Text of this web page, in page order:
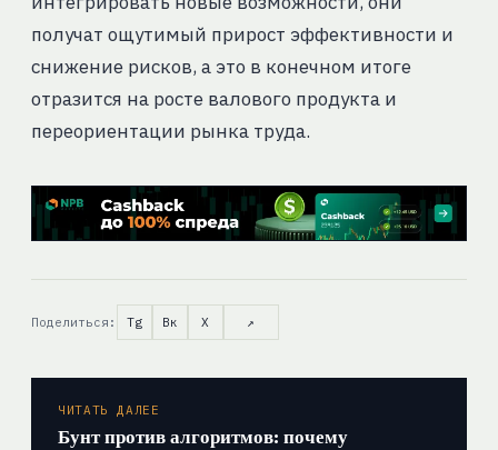
получат ощутимый прирост эффективности и
снижение рисков, а это в конечном итоге
отразится на росте валового продукта и
переориентации рынка труда.
Поделиться: Tg Вк X ↗
ЧИТАТЬ ДАЛЕЕ
Бунт против алгоритмов: почему